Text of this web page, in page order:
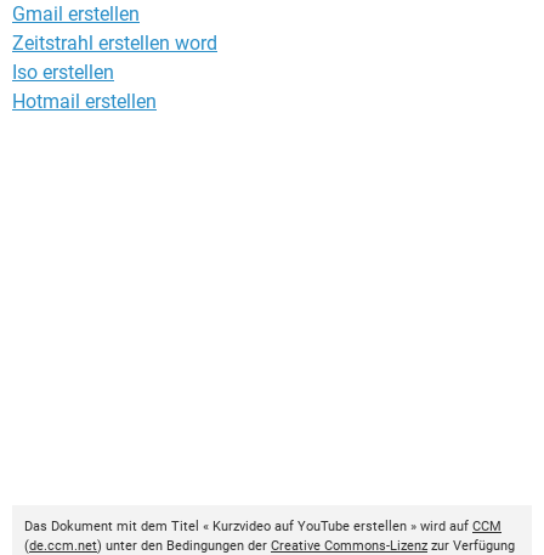
Gmail erstellen
Zeitstrahl erstellen word
Iso erstellen
Hotmail erstellen
Das Dokument mit dem Titel « Kurzvideo auf YouTube erstellen » wird auf CCM
(de.ccm.net) unter den Bedingungen der Creative Commons-Lizenz zur Verfügung